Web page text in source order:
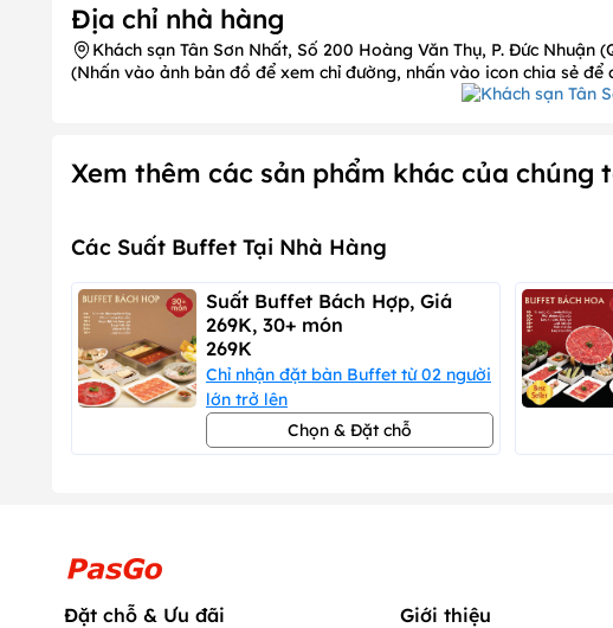
Địa chỉ nhà hàng
Khách sạn Tân Sơn Nhất, Số 200 Hoàng Văn Thụ, P. Đức Nhuận
(Nhấn vào ảnh bản đồ để xem chỉ đường, nhấn vào icon chia sẻ
Xem thêm các sản phẩm khác của chúng
Các Suất Buffet Tại Nhà Hàng
Suất Buffet Bách Hợp, Giá
269K, 30+ món
269K
Chỉ nhận đặt bàn Buffet từ 02 người
lớn trở lên
Chọn & Đặt chỗ
Đặt chỗ & Ưu đãi Giới thiệu